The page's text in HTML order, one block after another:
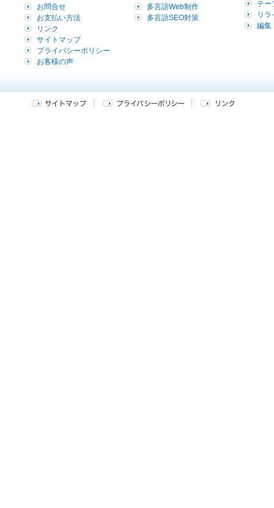
お問合せ
お支払い方法
リンク
サイトマップ
プライバシーポリシー
お客様の声
多言語Web制作
多言語SEO対策
テー
リラ
編集